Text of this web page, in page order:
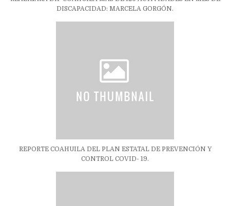
DISCAPACIDAD: MARCELA GORGÓN.
REPORTE COAHUILA DEL PLAN ESTATAL DE PREVENCIÓN Y
CONTROL COVID- 19.